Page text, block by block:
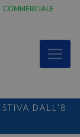
COMMERCIALE
DALL'8